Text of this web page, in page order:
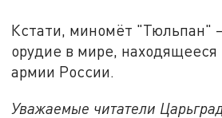
Кстати, миномёт "Тюльпан"
орудие в мире, находящееся
армии России.
Уважаемые читатели